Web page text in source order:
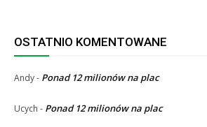
OSTATNIO KOMENTOWANE
Andy- Ponad 12 milionów na plac
Ucych - Ponad 12 milionów na plac